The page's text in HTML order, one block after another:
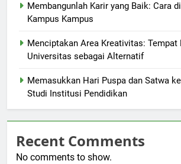
Membangunlah Karir yang Baik: Cara
Kampus Kampus
Menciptakan Area Kreativitas: Tempat
Universitas sebagai Alternatif
Memasukkan Hari Puspa dan Satwa
Studi Institusi Pendidikan
Recent Comments
No comments to show.